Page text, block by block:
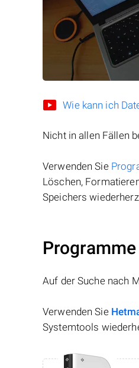
Wie kann ich
Nicht in allen Fällen
Verwenden Sie
Löschen,
Speichers
Auf der Suche nach
Verwenden Sie
Systemtools